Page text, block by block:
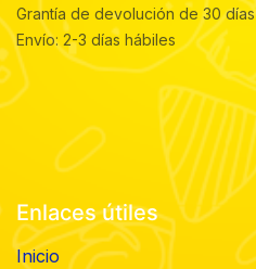
Grantía de devolución de 30 días
Envío: 2-3 días hábiles
Enlaces útiles
Inicio